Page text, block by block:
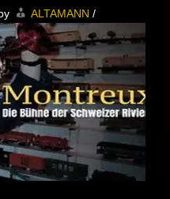
ALTAMANN /